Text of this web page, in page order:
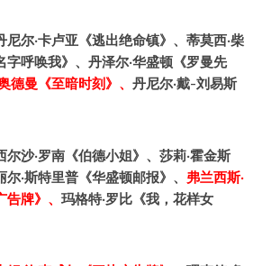
尔·卡卢亚《逃出绝命镇》、蒂莫西·柴
字呼唤我》、丹泽尔·华盛顿《罗曼先
德曼《至暗时刻》、 丹尼尔·戴-刘易斯
沙·罗南《伯德小姐》、莎莉·霍金斯
尔·斯特里普《华盛顿邮报》、 弗兰西斯·
牌》、 玛格特·罗比《我，花样女